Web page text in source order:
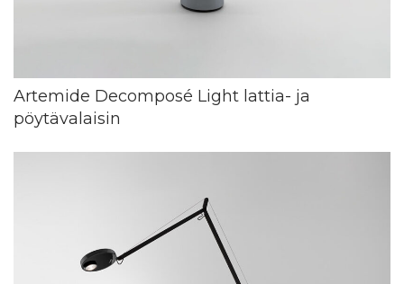
Artemide Decomposé Light lattia- ja
pöytävalaisin